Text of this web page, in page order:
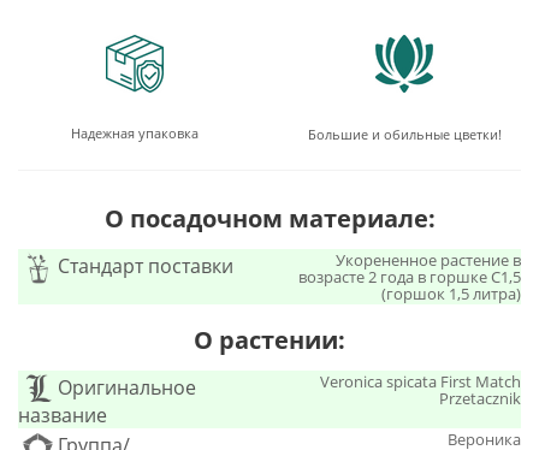
Надежная упаковка Большие и обильные цветки!
О посадочном материале:
Стандарт поставки Укорененное растение в
возрасте 2 года в горшке C1,5
(горшок 1,5 литра)
О растении:
Оригинальное
название
Veronica spicata First Match
Przetacznik
Вероника